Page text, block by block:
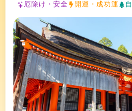
厄除け・安全 開運・成功運